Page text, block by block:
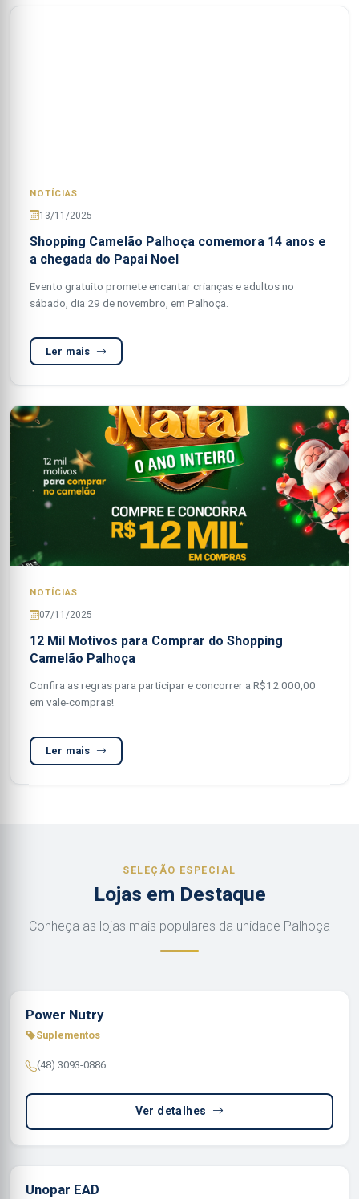
NOTÍCIAS
13/11/2025
Shopping Camelão Palhoça comemora 14 anos e
a chegada do Papai Noel
Evento gratuito promete encantar crianças e adultos no
sábado, dia 29 de novembro, em Palhoça.
Ler mais
NOTÍCIAS
07/11/2025
12 Mil Motivos para Comprar do Shopping
Camelão Palhoça
Confira as regras para participar e concorrer a R$12.000,00
em vale-compras!
Ler mais
SELEÇÃO ESPECIAL
Lojas em Destaque
Conheça as lojas mais populares da unidade Palhoça
Power Nutry
Suplementos
(48) 3093-0886
Ver detalhes
Unopar EAD